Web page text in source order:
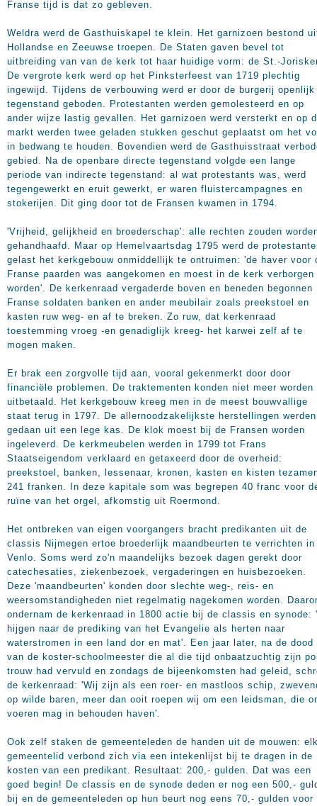
Franse tijd is dat zo gebleven.
Weldra werd de Gasthuiskapel te klein. Het garnizoen bestond
Hollandse en Zeeuwse troepen. De Staten gaven bevel tot
uitbreiding van van de kerk tot haar huidige vorm: de St.-
De vergrote kerk werd op het Pinksterfeest van 1719 plechtig
ingewijd. Tijdens de verbouwing werd er door de burgerij openlijk
tegenstand geboden. Protestanten werden gemolesteerd en op
ander wijze lastig gevallen. Het garnizoen werd versterkt en op
markt werden twee geladen stukken geschut geplaatst om het
in bedwang te houden. Bovendien werd de Gasthuisstraat
gebied. Na de openbare directe tegenstand volgde een lange
periode van indirecte tegenstand: al wat protestants was, werd
tegengewerkt en eruit gewerkt, er waren fluistercampagnes en
stokerijen. Dit ging door tot de Fransen kwamen in 1794.
'Vrijheid, gelijkheid en broederschap': alle rechten zouden
gehandhaafd. Maar op Hemelvaartsdag 1795 werd de
gelast het kerkgebouw onmiddellijk te ontruimen: 'de haver voor
Franse paarden was aangekomen en moest in de kerk verborgen
worden'. De kerkenraad vergaderde boven en beneden begonnen
Franse soldaten banken en ander meubilair zoals preekstoel en
kasten ruw weg- en af te breken. Zo ruw, dat kerkenraad
toestemming vroeg -en genadiglijk kreeg- het karwei zelf af te
mogen maken.
Er brak een zorgvolle tijd aan, vooral gekenmerkt door door
financiële problemen. De traktementen konden niet meer worden
uitbetaald. Het kerkgebouw kreeg men in de meest bouwvallige
staat terug in 1797. De allernoodzakelijkste herstellingen werden
gedaan uit een lege kas. De klok moest bij de Fransen worden
ingeleverd. De kerkmeubelen werden in 1799 tot Frans
Staatseigendom verklaard en getaxeerd door de overheid:
preekstoel, banken, lessenaar, kronen, kasten en kisten
241 franken. In deze kapitale som was begrepen 40 franc voor
ruïne van het orgel, afkomstig uit Roermond.
Het ontbreken van eigen voorgangers bracht predikanten uit de
classis Nijmegen ertoe broederlijk maandbeurten te verrichten in
Venlo. Soms werd zo'n maandelijks bezoek dagen gerekt door
catechesaties, ziekenbezoek, vergaderingen en huisbezoeken.
Deze 'maandbeurten' konden door slechte weg-, reis- en
weersomstandigheden niet regelmatig nagekomen worden.
ondernam de kerkenraad in 1800 actie bij de classis en synode:
hijgen naar de prediking van het Evangelie als herten naar
waterstromen in een land dor en mat'. Een jaar later, na de dood
van de koster-schoolmeester die al die tijd onbaatzuchtig zijn
trouw had vervuld en zondags de bijeenkomsten had geleid,
de kerkenraad: 'Wij zijn als een roer- en mastloos schip,
op wilde baren, meer dan ooit roepen wij om een leidsman, die
voeren mag in behouden haven'.
Ook zelf staken de gemeenteleden de handen uit de mouwen:
gemeentelid verbond zich via een intekenlijst bij te dragen in de
kosten van een predikant. Resultaat: 200,- gulden. Dat was een
goed begin! De classis en de synode deden er nog een 500,-
bij en de gemeenteleden op hun beurt nog eens 70,- gulden voor